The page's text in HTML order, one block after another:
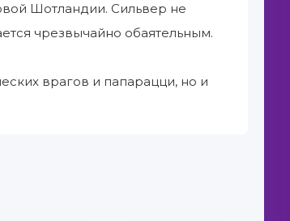
Шотландии. Сильвер не
чрезвычайно обаятельным.
врагов и папарацци, но и